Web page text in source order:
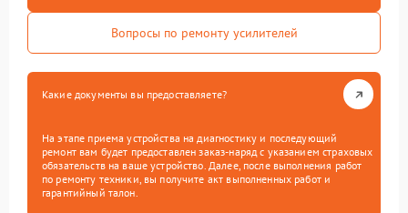
Вопросы по ремонту усилителей
Какие документы вы предоставляете?
На этапе приема устройства на диагностику и последующий
ремонт вам будет предоставлен заказ-наряд с указанием страховых
обязательств на ваше устройство. Далее, после выполнения работ
по ремонту техники, вы получите акт выполненных работ и
гарантийный талон.